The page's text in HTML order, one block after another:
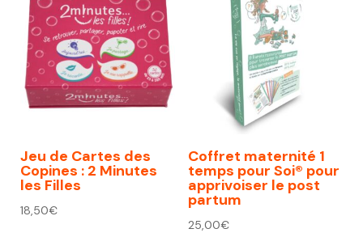
Jeu de Cartes des
Copines : 2 Minutes
les Filles
18,50€
Coffret maternité 1
temps pour Soi® pour
apprivoiser le post
partum
25,00€